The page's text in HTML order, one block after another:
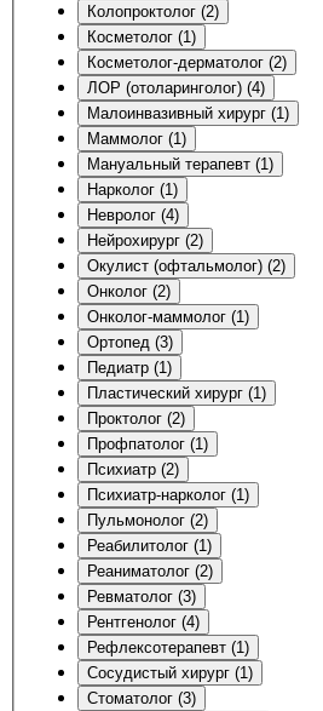
Колопроктолог (2)
Косметолог (1)
Косметолог-дерматолог (2)
ЛОР (отоларинголог) (4)
Малоинвазивный хирург (1)
Маммолог (1)
Мануальный терапевт (1)
Нарколог (1)
Невролог (4)
Нейрохирург (2)
Окулист (офтальмолог) (2)
Онколог (2)
Онколог-маммолог (1)
Ортопед (3)
Педиатр (1)
Пластический хирург (1)
Проктолог (2)
Профпатолог (1)
Психиатр (2)
Психиатр-нарколог (1)
Пульмонолог (2)
Реабилитолог (1)
Реаниматолог (2)
Ревматолог (3)
Рентгенолог (4)
Рефлексотерапевт (1)
Сосудистый хирург (1)
Стоматолог (3)